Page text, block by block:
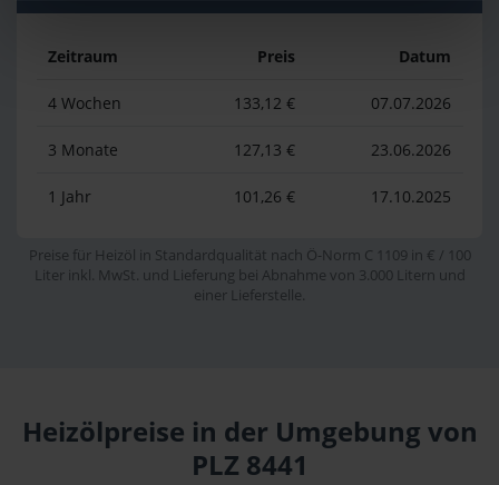
Zeitraum Preis Datum
4 Wochen 133,12 € 07.07.2026
3 Monate 127,13 € 23.06.2026
1 Jahr 101,26 € 17.10.2025
Preise für Heizöl in Standardqualität nach Ö-Norm C 1109 in € / 100
Liter inkl. MwSt. und Lieferung bei Abnahme von 3.000 Litern und
einer Lieferstelle.
Heizölpreise in der Umgebung von
PLZ 8441